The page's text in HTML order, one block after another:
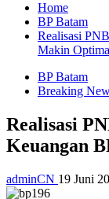
Home
BP Batam
Realisasi
Makin
BP Batam
Breaking
Realisasi
Keuangan
adminCN 19 Juni